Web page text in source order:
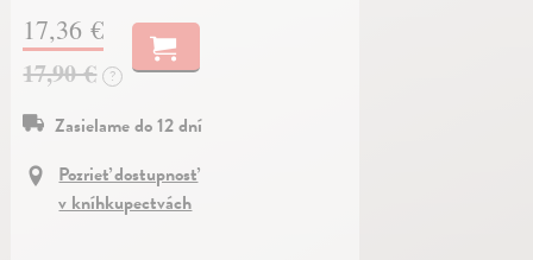
17,36 €
17,90 €
?
Zasielame do 12 dní
Pozrieť dostupnosť
v kníhkupectvách